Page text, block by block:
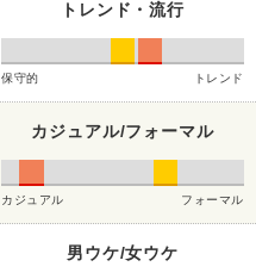
トレンド・流行
保守的 トレンド
カジュアル/フォーマル
カジュアル フォーマル
男ウケ/女ウケ